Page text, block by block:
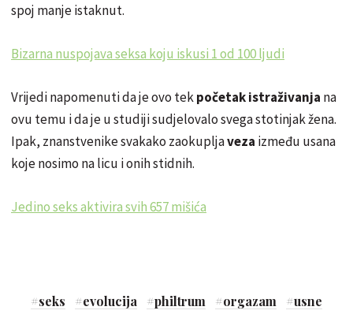
spoj manje istaknut.
Bizarna nuspojava seksa koju iskusi 1 od 100 ljudi
Vrijedi napomenuti da je ovo tekpočetak istraživanja na
ovu temu i da je u studiji sudjelovalo svega stotinjak žena.
Ipak, znanstvenike svakako zaokupljaveza između usana
koje nosimo na licu i onih stidnih.
Jedino seks aktivira svih 657 mišića
#seks #evolucija #philtrum #orgazam #usne